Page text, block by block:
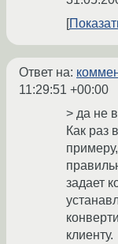
Ответ на:
11:29:51 +00:00
> да не
Как раз
задает
клиенту.